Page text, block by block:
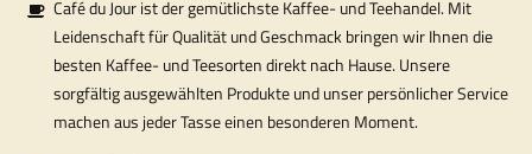
Café du Jour ist der gemütlichste Kaffee- und Teehandel. Mit
Leidenschaft für Qualität und Geschmack bringen wir Ihnen die
besten Kaffee- und Teesorten direkt nach Hause. Unsere
sorgfältig ausgewählten Produkte und unser persönlicher Service
machen aus jeder Tasse einen besonderen Moment.